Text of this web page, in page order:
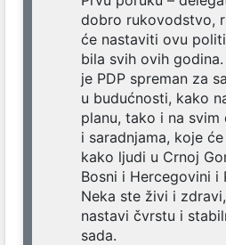
dobro rukovodstvo,
će nastaviti ovu
bila svih ovih
je PDP spreman za
u budućnosti, kako
planu, tako i na
i saradnjama, koje
kako ljudi u Crnoj
Bosni i Hercegovini i
Neka ste živi i
nastavi čvrstu i
sada.